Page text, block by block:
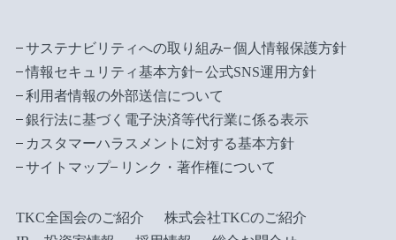
サステナビリティへの取り組み
個人情報保護方針
情報セキュリティ基本方針
公式SNS運用方針
利用者情報の外部送信について
銀行法に基づく電子決済等代行業に係る表示
カスタマーハラスメントに対する基本方針
サイトマップ
リンク・著作権について
TKC全国会のご紹介
株式会社TKCのご紹介